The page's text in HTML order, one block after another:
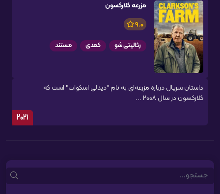
مزرعه کلارکسون
9.0
رئالیتی شو کمدی مستند
داستان سریال درباره مزرعه‌ای به نام "دیدلی اسکوات" است که
کلارکسون در سال ۲۰۰۸ ...
2021
Search